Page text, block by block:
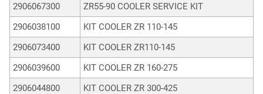
2906067300
ZR55-90 COOLER SERVICE KIT
2906038100
KIT COOLER ZR 110-145
2906073400
KIT COOLER ZR110-145
2906039600
KIT COOLER ZR 160-275
2906044800
KIT COOLER ZR 300-425